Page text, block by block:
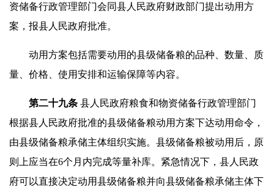
资储备行政管理部门会同县人民政府财政部门提出动用方
案，报县人民政府批准。
动用方案包括需要动用的县级储备粮的品种、数量、质
量、价格、使用安排和运输保障等内容。
第二十九条 县人民政府粮食和物资储备行政管理部门
根据县人民政府批准的县级储备粮动用方案下达动用命令，
由县级储备粮承储主体组织实施。县级储备粮被动用后，原
则上应当在6个月内完成等量补库。紧急情况下，县人民政
府可以直接决定动用县级储备粮并向县级储备粮承储主体下